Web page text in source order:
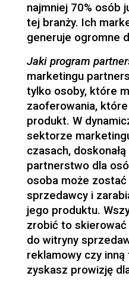
najmniej 70% osób
tej branży. Ich
generuje ogromne
Jaki program
marketingu
tylko osoby, które
zaoferowania, które
produkt. W
sektorze
czasach,
partnerstwo dla
osoba może
sprzedawcy i
jego produktu.
zrobić to
do witryny
reklamowy czy
zyskasz prowizję